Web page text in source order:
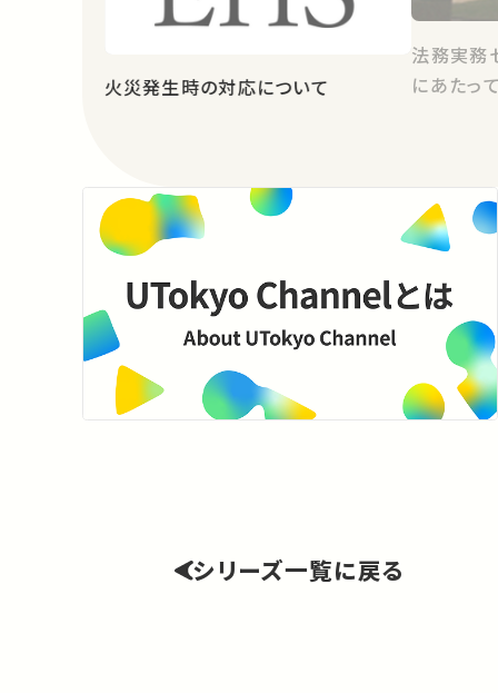
火災発生時の対応について
法務実務
にあたっ
シリーズ一覧に戻る